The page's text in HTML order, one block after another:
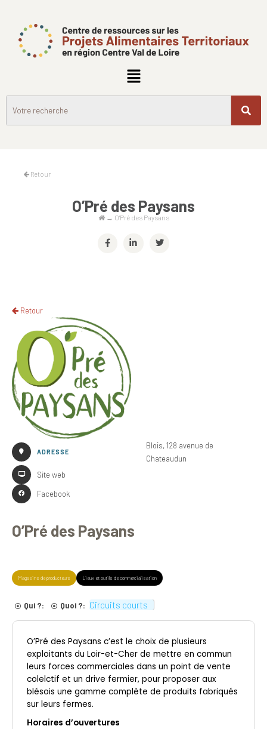
Retour
O’Pré des Paysans
→ O’Pré des Paysans
Retour
ADRESSE
Blois, 128 avenue de
Chateaudun
Site web
Facebook
O’Pré des Paysans
Magasins de producteurs Lieux et outils de commercialisation
Qui ?: Quoi ?: Circuits courts
O’Pré des Paysans c’est le choix de plusieurs
exploitants du Loir-et-Cher de mettre en commun
leurs forces commerciales dans un point de vente
colelctif et un drive fermier, pour proposer aux
blésois une gamme complète de produits fabriqués
sur leurs fermes.
Horaires d’ouvertures